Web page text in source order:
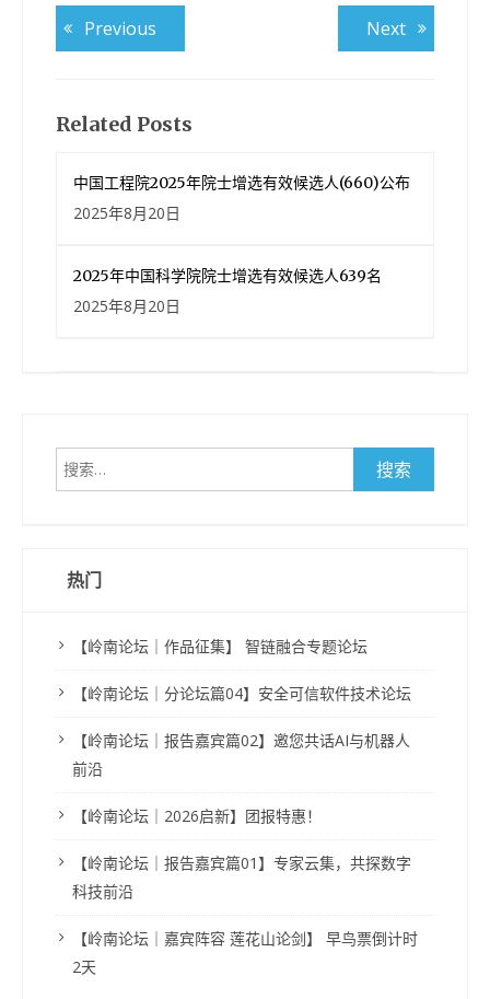
文
章
航
Previous NextNext
Related Posts
中国工程院2025年院士增选有效候选人(660)公布
2025年8月20日
2025年中国科学院院士增选有效候选人639名
2025年8月20日
搜
索：
热门
【岭南论坛｜作品征集】 智链融合专题论坛
【岭南论坛｜分论坛篇04】安全可信软件技术论坛
【岭南论坛｜报告嘉宾篇02】邀您共话AI与机器人
前沿
【岭南论坛｜2026启新】团报特惠！
【岭南论坛｜报告嘉宾篇01】专家云集，共探数字
科技前沿
【岭南论坛｜嘉宾阵容 莲花山论剑】 早鸟票倒计时
2天